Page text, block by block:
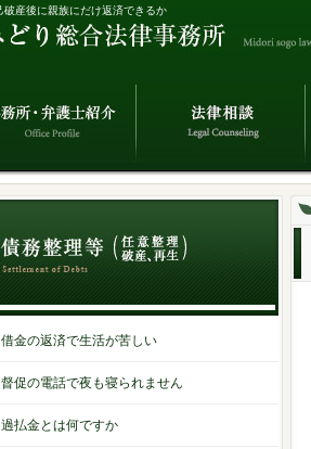
破産後に親族にだけ返済できるか
借金の返済で生活が苦しい
督促の電話で夜も寝られません
過払金とは何ですか